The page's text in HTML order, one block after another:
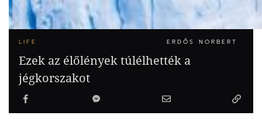
LIFE ERDŐS NORBERT
Ezek az élőlények túlélhették a
jégkorszakot